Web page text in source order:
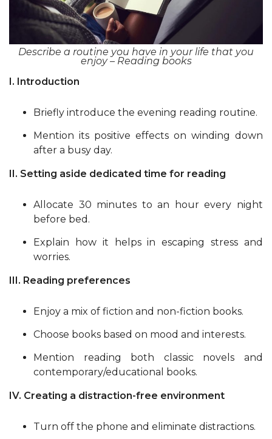
Describe a routine you have in your life that you
enjoy – Reading books
I. Introduction
Briefly introduce the evening reading routine.
Mention its positive effects on winding down
after a busy day.
II. Setting aside dedicated time for reading
Allocate 30 minutes to an hour every night
before bed.
Explain how it helps in escaping stress and
worries.
III. Reading preferences
Enjoy a mix of fiction and non-fiction books.
Choose books based on mood and interests.
Mention reading both classic novels and
contemporary/educational books.
IV. Creating a distraction-free environment
Turn off the phone and eliminate distractions.